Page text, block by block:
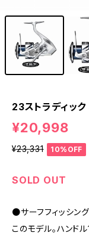
23ストラディック
¥20,998
¥23,331 10%OFF
SOLD OUT
●サーフフィッシン
このモデル。ハンド